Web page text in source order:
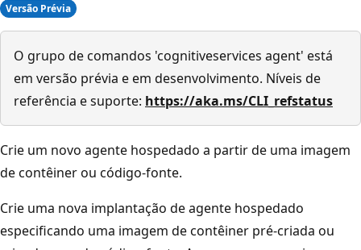
Versão Prévia
O grupo de comandos 'cognitiveservices agent' está
em versão prévia e em desenvolvimento. Níveis de
referência e suporte: https://aka.ms/CLI_refstatus
Crie um novo agente hospedado a partir de uma imagem
de contêiner ou código-fonte.
Crie uma nova implantação de agente hospedado
especificando uma imagem de contêiner pré-criada ou